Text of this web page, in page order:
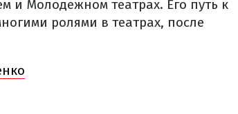
и Молодежном театрах. Его путь к
ролями в театрах, после